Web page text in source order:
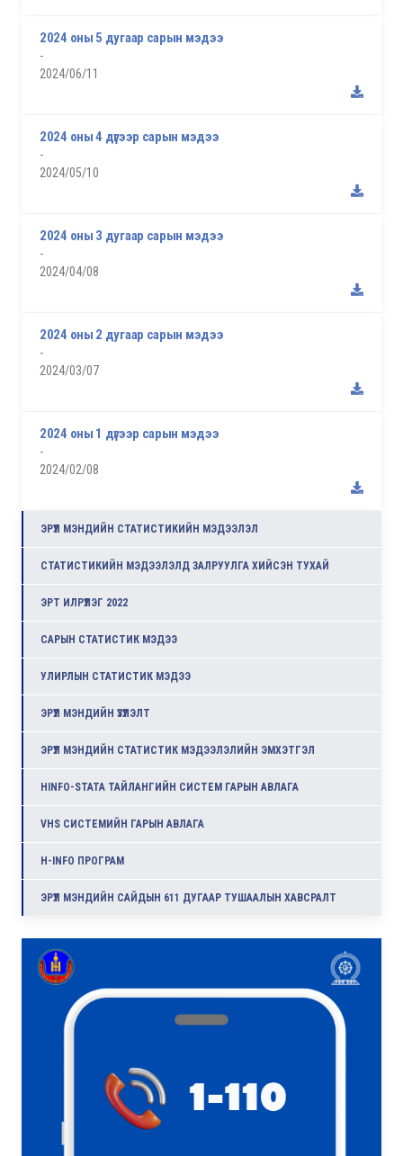
2024 оны 5 дугаар сарын мэдээ
-
2024/06/11
2024 оны 4 дүгээр сарын мэдээ
-
2024/05/10
2024 оны 3 дугаар сарын мэдээ
-
2024/04/08
2024 оны 2 дугаар сарын мэдээ
-
2024/03/07
2024 оны 1 дүгээр сарын мэдээ
-
2024/02/08
ЭРҮҮЛ МЭНДИЙН СТАТИСТИКИЙН МЭДЭЭЛЭЛ
СТАТИСТИКИЙН МЭДЭЭЛЭЛД ЗАЛРУУЛГА ХИЙСЭН ТУХАЙ
ЭРТ ИЛРҮҮЛЭГ 2022
САРЫН СТАТИСТИК МЭДЭЭ
УЛИРЛЫН СТАТИСТИК МЭДЭЭ
ЭРҮҮЛ МЭНДИЙН ҮЗҮҮЛЭЛТ
ЭРҮҮЛ МЭНДИЙН СТАТИСТИК МЭДЭЭЛЭЛИЙН ЭМХЭТГЭЛ
HINFO-STATA ТАЙЛАНГИЙН СИСТЕМ ГАРЫН АВЛАГА
VHS СИСТЕМИЙН ГАРЫН АВЛАГА
H-INFO ПРОГРАМ
ЭРҮҮЛ МЭНДИЙН САЙДЫН 611 ДУГААР ТУШААЛЫН ХАВСРАЛТ